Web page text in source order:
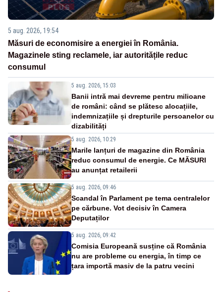
5 aug. 2026, 19:54
Măsuri de economisire a energiei în România.
Magazinele sting reclamele, iar autoritățile reduc
consumul
5 aug. 2026, 15:03
Banii intră mai devreme pentru milioane
de români: când se plătesc alocațiile,
indemnizațiile și drepturile persoanelor cu
dizabilități
5 aug. 2026, 10:29
Marile lanțuri de magazine din România
reduc consumul de energie. Ce MĂSURI
au anunțat retailerii
5 aug. 2026, 09:46
Scandal în Parlament pe tema centralelor
pe cărbune. Vot decisiv în Camera
Deputaților
5 aug. 2026, 09:42
Comisia Europeană susține că România
nu are probleme cu energia, în timp ce
țara importă masiv de la patru vecini